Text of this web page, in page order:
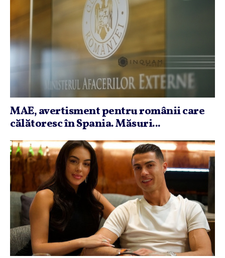
MAE, avertisment pentru românii care
călătoresc în Spania. Măsuri...